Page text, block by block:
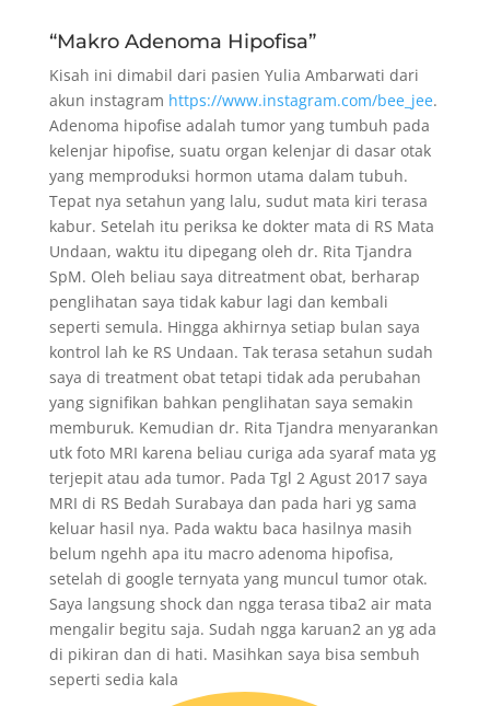
“Makro Adenoma Hipofisa”
Kisah ini dimabil dari pasien Yulia Ambarwati dari
akun instagram https://www.instagram.com/bee_jee.
Adenoma hipofise adalah tumor yang tumbuh pada
kelenjar hipofise, suatu organ kelenjar di dasar otak
yang memproduksi hormon utama dalam tubuh.
Tepat nya setahun yang lalu, sudut mata kiri terasa
kabur. Setelah itu periksa ke dokter mata di RS Mata
Undaan, waktu itu dipegang oleh dr. Rita Tjandra
SpM. Oleh beliau saya ditreatment obat, berharap
penglihatan saya tidak kabur lagi dan kembali
seperti semula. Hingga akhirnya setiap bulan saya
kontrol lah ke RS Undaan. Tak terasa setahun sudah
saya di treatment obat tetapi tidak ada perubahan
yang signifikan bahkan penglihatan saya semakin
memburuk. Kemudian dr. Rita Tjandra menyarankan
utk foto MRI karena beliau curiga ada syaraf mata yg
terjepit atau ada tumor. Pada Tgl 2 Agust 2017 saya
MRI di RS Bedah Surabaya dan pada hari yg sama
keluar hasil nya. Pada waktu baca hasilnya masih
belum ngehh apa itu macro adenoma hipofisa,
setelah di google ternyata yang muncul tumor otak.
Saya langsung shock dan ngga terasa tiba2 air mata
mengalir begitu saja. Sudah ngga karuan2 an yg ada
di pikiran dan di hati. Masihkan saya bisa sembuh
seperti sedia kala